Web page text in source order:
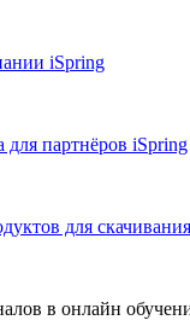
iSpring
партнёров iSpring
для скачивания
в онлайн